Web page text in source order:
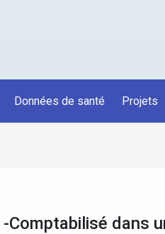
Données de santé Projets
Comptabilisé dans